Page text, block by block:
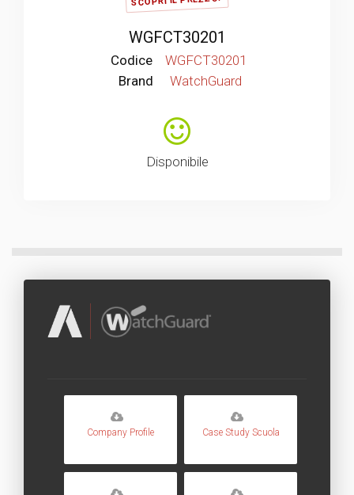
WGFCT30201
Codice
WGFCT30201
Brand
WatchGuard
Disponibile
Company Profile Case Study Scuola